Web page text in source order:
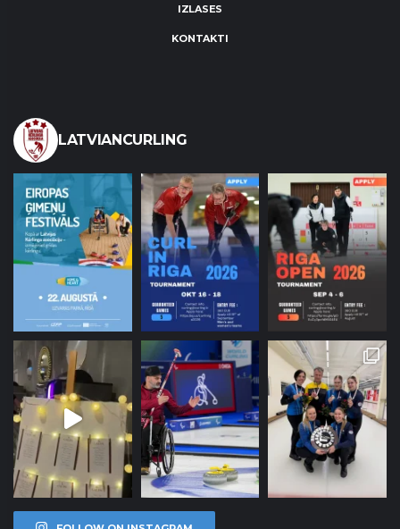
IZLASES
KONTAKTI
LATVIANCURLING